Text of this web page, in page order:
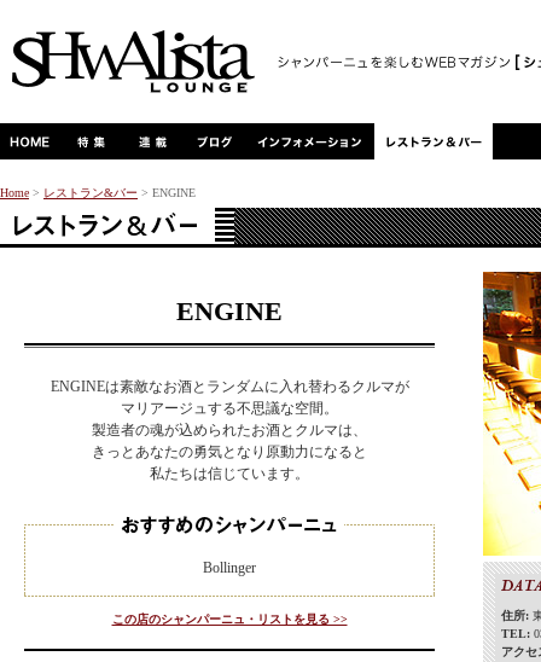
Home > レストラン&バー > ENGINE
ENGINE
ENGINEは素敵なお酒とランダムに入れ替わるクルマが
マリアージュする不思議な空間。
製造者の魂が込められたお酒とクルマは、
きっとあなたの勇気となり原動力になると
私たちは信じています。
Bollinger
この店のシャンパーニュ・リストを見る >> 住所:
TEL:
アク